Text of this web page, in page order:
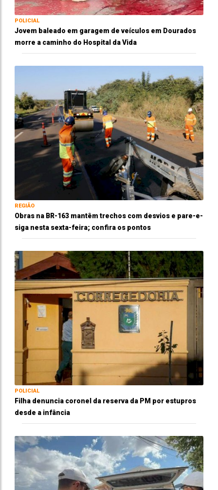
POLICIAL
Jovem baleado em garagem de veículos em Dourados
morre a caminho do Hospital da Vida
REGIÃO
Obras na BR-163 mantêm trechos com desvios e pare-e-
siga nesta sexta-feira; confira os pontos
POLICIAL
Filha denuncia coronel da reserva da PM por estupros
desde a infância